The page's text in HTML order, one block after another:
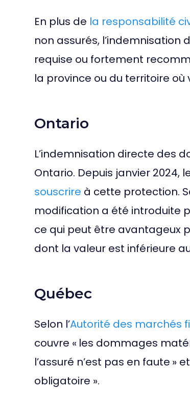
En plus de la responsabilité
non assurés,
requise ou fortement
la province ou du territoire où
Ontario
L’indemnisation directe des
Ontario. Depuis janvier 2024,
souscrire à cette protection.
modification a été introduite
ce qui peut être avantageux
dont la valeur est inférieure
Québec
Selon l’Autorité des marchés
couvre « les dommages
l’assuré n’est pas en faute
obligatoire ».